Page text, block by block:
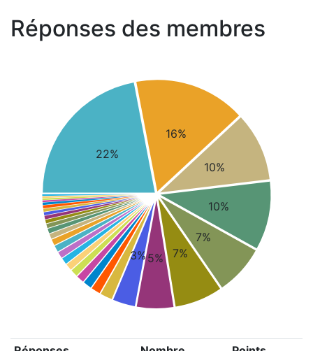
Réponses des membres
22%
16%
10%
10%
7%
7%
5%
3%